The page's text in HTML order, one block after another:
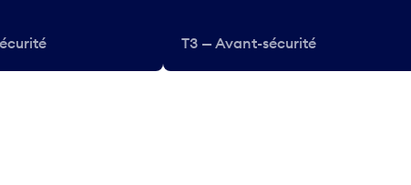
T3 — Avant-sécurité